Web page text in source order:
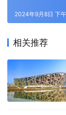
2024年9月8日 下
相关推荐